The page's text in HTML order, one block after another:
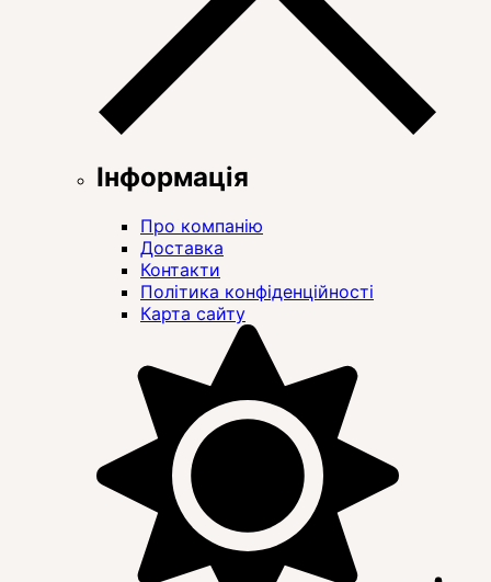
Інформація
Про компанію
Доставка
Контакти
Політика конфіденційності
Карта сайту